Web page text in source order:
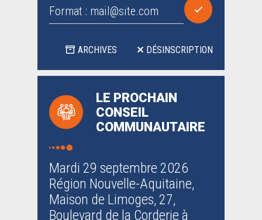
Format : mail@site.com
ARCHIVES DÉSINSCRIPTION
LE PROCHAIN
CONSEIL
COMMUNAUTAIRE
Mardi 29 septembre 2026
Région Nouvelle-Aquitaine,
Maison de Limoges, 27,
Boulevard de la Corderie à